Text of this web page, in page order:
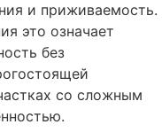
и приживаемость.
это означает
без
со сложным